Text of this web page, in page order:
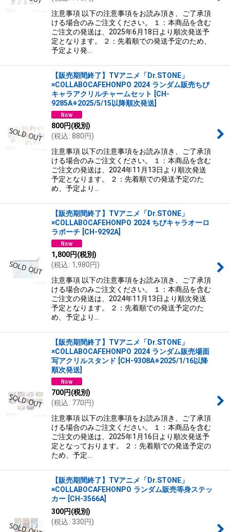
注意事項 以下の注意事項をお読み頂き、ご了承頂
ける場合のみご注文ください。 １：本商品を含む
ご注文の発送は、2025年6月18日より順次発送予
定となります。 ２：先着順での発送予定のため、
予定より発…
【販売期間終了】TVアニメ「Dr.STONE」
×COLLABOCAFEHONPO 2024 ランダム販売ちび
キャラアクリルチャームセット
CH-
9285A※2025/5/15以降順次発送
800円(税別)
(税込: 880円)
注意事項 以下の注意事項をお読み頂き、ご了承頂
ける場合のみご注文ください。 １：本商品を含む
ご注文の発送は、2024年11月13日より順次発送
予定となります。 ２：先着順での発送予定のた
め、予定より…
【販売期間終了】TVアニメ「Dr.STONE」
×COLLABOCAFEHONPO 2024 ちびキャラオーロ
ラポーチ CH-9292A
1,800円(税別)
(税込: 1,980円)
注意事項 以下の注意事項をお読み頂き、ご了承頂
ける場合のみご注文ください。 １：本商品を含む
ご注文の発送は、2024年11月13日より順次発送
予定となります。 ２：先着順での発送予定のた
め、予定より…
【販売期間終了】TVアニメ「Dr.STONE」
×COLLABOCAFEHONPO 2024 ランダム販売場面
写アクリルスタンド
CH-9308A※2025/1/16以降
順次発送
700円(税別)
(税込: 770円)
注意事項 以下の注意事項をお読み頂き、ご了承頂
ける場合のみご注文ください。 １：本商品を含む
ご注文の発送は、2025年1月16日より順次発送予
定となっております。 ２：先着順での発送予定の
ため、予定…
【販売期間終了】TVアニメ「Dr.STONE」
×COLLABOCAFEHONPO ランダム販売等身ステッ
カー CH-3566A
300円(税別)
(税込: 330円)